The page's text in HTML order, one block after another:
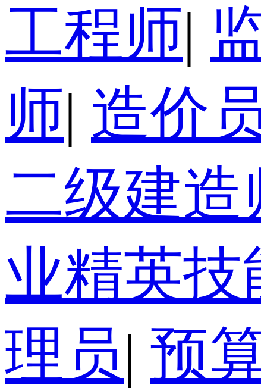
工程师|
师| 造价
二级建
业精英技
理员| 预